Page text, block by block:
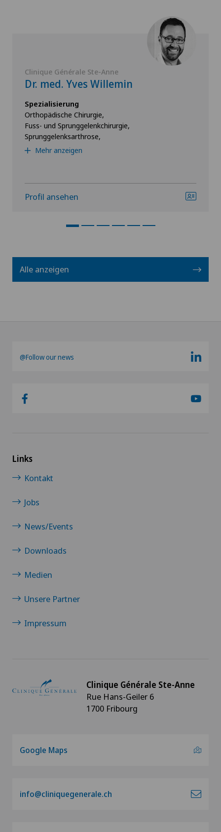
Clinique Générale Ste-Anne
Dr. med. Yves Willemin
Spezialisierung
Orthopädische Chirurgie,
Fuss- und Sprunggelenkchirurgie,
Sprunggelenksarthrose,
Mehr anzeigen
Profil ansehen
Alle anzeigen
@Follow our news
Links
Kontakt
Jobs
News/Events
Downloads
Medien
Unsere Partner
Impressum
Clinique Générale Ste-Anne
Rue Hans-Geiler 6
1700 Fribourg
Google Maps
info@cliniquegenerale.ch